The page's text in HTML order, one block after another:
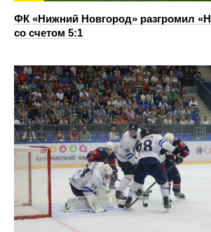
ФК «Нижний Новгород» разгромил
со счетом 5:1